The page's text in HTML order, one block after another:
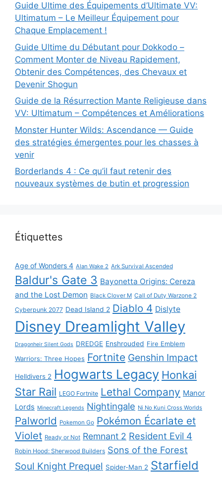
Guide Ultime des Équipements d’Ultimate VV:
Ultimatum – Le Meilleur Équipement pour
Chaque Emplacement !
Guide Ultime du Débutant pour Dokkodo –
Comment Monter de Niveau Rapidement,
Obtenir des Compétences, des Chevaux et
Devenir Shogun
Guide de la Résurrection Mante Religieuse dans
VV: Ultimatum – Compétences et Améliorations
Monster Hunter Wilds: Ascendance — Guide
des stratégies émergentes pour les chasses à
venir
Borderlands 4 : Ce qu’il faut retenir des
nouveaux systèmes de butin et progression
Étiquettes
Age of Wonders 4 Alan Wake 2 Ark Survival Ascended
Baldur's Gate 3 Bayonetta Origins: Cereza
and the Lost Demon Black Clover M Call of Duty Warzone 2
Cyberpunk 2077 Dead Island 2 Diablo 4 Dislyte
Disney Dreamlight Valley
Dragonheir Silent Gods DREDGE Enshrouded Fire Emblem
Warriors: Three Hopes Fortnite Genshin Impact
Helldivers 2 Hogwarts Legacy Honkai
Star Rail LEGO Fortnite Lethal Company Manor
Lords Minecraft Legends Nightingale Ni No Kuni Cross Worlds
Palworld Pokemon Go Pokémon Écarlate et
Violet Ready or Not Remnant 2 Resident Evil 4
Robin Hood: Sherwood Builders Sons of the Forest
Soul Knight Prequel Spider-Man 2 Starfield